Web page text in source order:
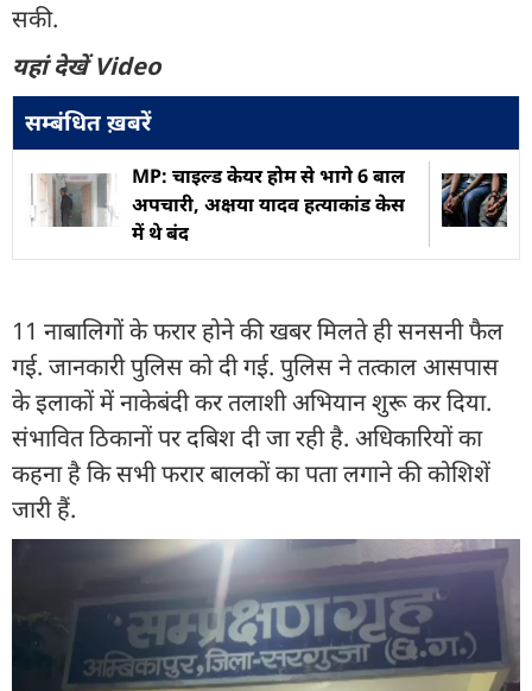
सकी.
यहां देखें Video
सम्बंधित ख़बरें
MP: चाइल्ड केयर होम से भागे 6 बाल
अपचारी, अक्षया यादव हत्याकांड केस
में थे बंद
11 नाबालिगों के फरार होने की खबर मिलते ही सनसनी फैल
गई. जानकारी पुलिस को दी गई. पुलिस ने तत्काल आसपास
के इलाकों में नाकेबंदी कर तलाशी अभियान शुरू कर दिया.
संभावित ठिकानों पर दबिश दी जा रही है. अधिकारियों का
कहना है कि सभी फरार बालकों का पता लगाने की कोशिशें
जारी हैं.